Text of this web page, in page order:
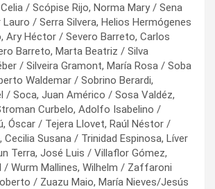
/ Scópise Rijo, Norma Mary / Sena
Lauro / Serra Silvera, Helios Hermógenes
Ary Héctor / Severo Barreto, Carlos
Barreto, Marta Beatriz / Silva
/ Silveira Gramont, María Rosa / Soba
Waldemar / Sobrino Berardi,
/ Soca, Juan Américo / Sosa Valdéz,
Curbelo, Adolfo Isabelino /
Óscar / Tejera Llovet, Raúl Néstor /
Cecilia Susana / Trinidad Espinosa, Líver
Terra, José Luis / Villaflor Gómez,
/ Wurm Mallines, Wilhelm / Zaffaroni
/ Zuazu Maio, María Nieves/Jesús